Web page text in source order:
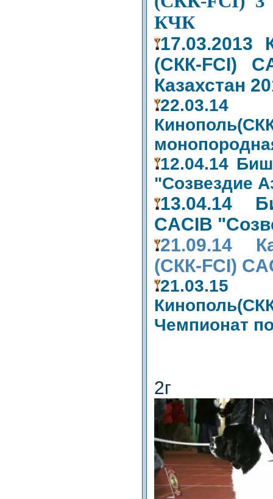
КЧК
17.03.2013
(СКК-FCI)
Казахстан
12.04.14
"Созвездие
13.04.14
CАCIB
21.09.14
(СКК-FCI)
Чемпионат
2г